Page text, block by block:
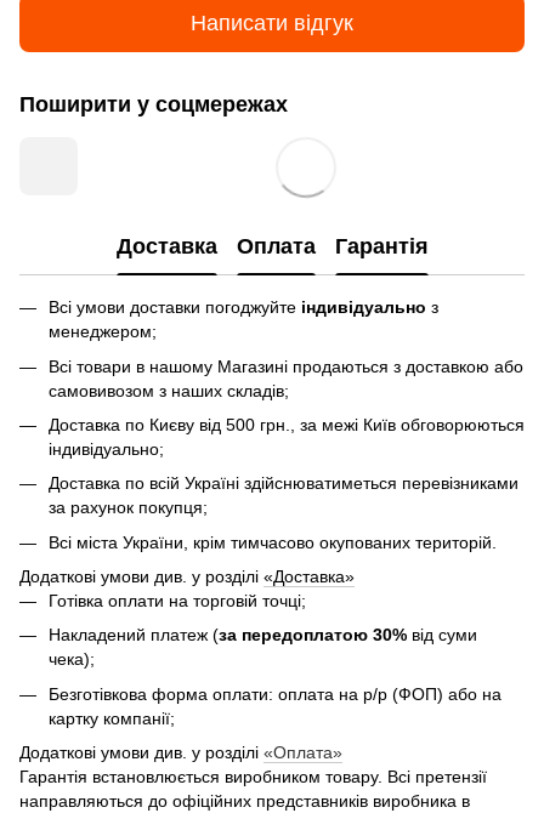
Написати відгук
Поширити у соцмережах
Доставка Оплата Гарантія
Всі умови доставки погоджуйте індивідуально з
менеджером;
Всі товари в нашому Магазині продаються з доставкою або
самовивозом з наших складів;
Доставка по Києву від 500 грн., за межі Київ обговорюються
індивідуально;
Доставка по всій Україні здійснюватиметься перевізниками
за рахунок покупця;
Всі міста України, крім тимчасово окупованих територій.
Додаткові умови див. у розділі «Доставка»
Готівка оплати на торговій точці;
Накладений платеж (за передоплатою 30% від суми
чека);
Безготівкова форма оплати: оплата на р/р (ФОП) або на
картку компанії;
Додаткові умови див. у розділі «Оплата»
Гарантія встановлюється виробником товару. Всі претензії
направляються до офіційних представників виробника в